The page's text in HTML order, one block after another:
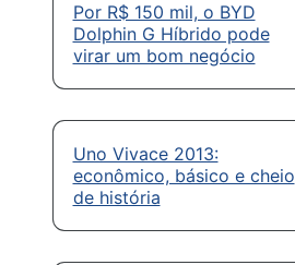
Por R$ 150 mil, o BYD
Dolphin G Híbrido pode
virar um bom negócio
Uno Vivace 2013:
econômico, básico e cheio
de história